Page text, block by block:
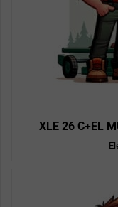
XLE 26 C+EL